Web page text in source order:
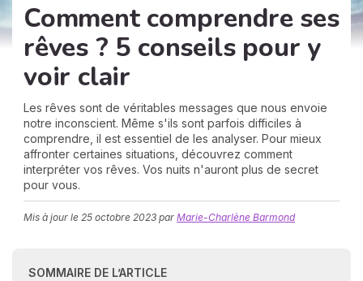
Comment comprendre ses
rêves ? 5 conseils pour y
voir clair
Les rêves sont de véritables messages que nous envoie
notre inconscient. Même s'ils sont parfois difficiles à
comprendre, il est essentiel de les analyser. Pour mieux
affronter certaines situations, découvrez comment
interpréter vos rêves. Vos nuits n'auront plus de secret
pour vous.
Mis à jour le 25 octobre 2023 par Marie-Charlène Barmond
SOMMAIRE DE L’ARTICLE